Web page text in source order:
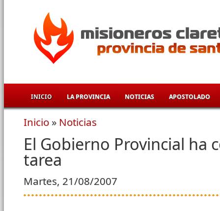
INICIO LA PROVINCIA NOTICIAS APOSTOLADO
Se encuentra usted aquí
Inicio » Noticias
El Gobierno Provincial ha
tarea
Martes, 21/08/2007